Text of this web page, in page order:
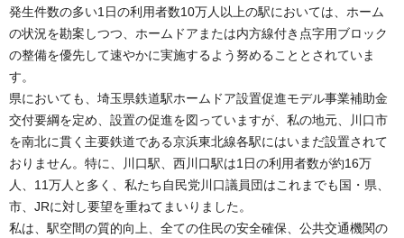
発生件数の多い1日の利用者数10万人以上の駅においては、ホーム
の状況を勘案しつつ、ホームドアまたは内方線付き点字用ブロック
の整備を優先して速やかに実施するよう努めることとされていま
す。
県においても、埼玉県鉄道駅ホームドア設置促進モデル事業補助金
交付要綱を定め、設置の促進を図っていますが、私の地元、川口市
を南北に貫く主要鉄道である京浜東北線各駅にはいまだ設置されて
おりません。特に、川口駅、西川口駅は1日の利用者数が約16万
人、11万人と多く、私たち自民党川口議員団はこれまでも国・県、
市、JRに対し要望を重ねてまいりました。
私は、駅空間の質的向上、全ての住民の安全確保、公共交通機関の